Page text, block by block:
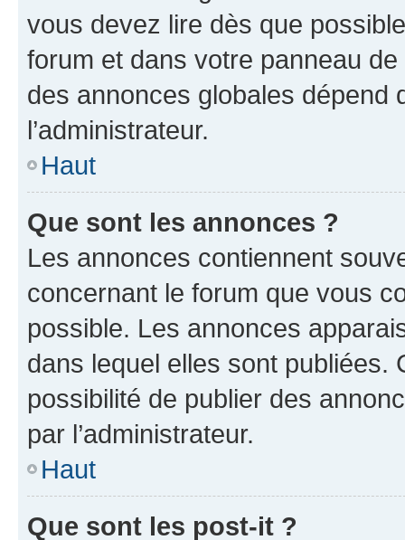
vous devez lire dès que
forum et dans votre panneau
des annonces globales dépend
l’administrateur.
Haut
Que sont les annonces ?
Les annonces contiennent
concernant le forum que vous
possible. Les annonces
dans lequel elles sont publiées.
possibilité de publier des
par l’administrateur.
Haut
Que sont les post-it ?